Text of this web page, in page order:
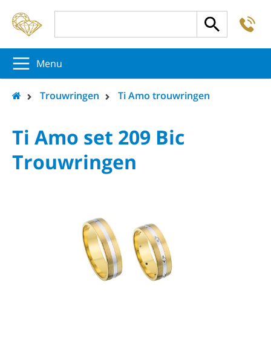
Menu
Trouwringen Ti Amo trouwringen
Ti Amo set 209 Bic
Trouwringen